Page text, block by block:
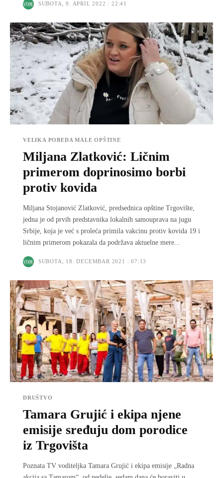
SUBOTA, 9. APRIL 2022 : 22:41
VELIKA POBEDA MALE OPŠTINE
Miljana Zlatković: Ličnim
primerom doprinosimo borbi
protiv kovida
Miljana Stojanović Zlatković, predsednica opštine Trgovište,
jedna je od prvih predstavnika lokalnih samouprava na jugu
Srbije, koja je već s proleća primila vakcinu protiv kovida 19 i
ličnim primerom pokazala da podržava aktuelne mere...
SUBOTA, 18. DECEMBAR 2021 : 07:13
DRUŠTVO
Tamara Grujić i ekipa njene
emisije sređuju dom porodice
iz Trgovišta
Poznata TV voditeljka Tamara Grujić i ekipa emisije „Radna